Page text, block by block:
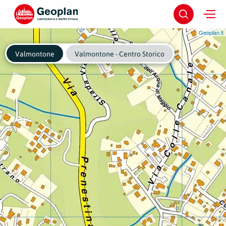
Geoplan.it
Valmontone Valmontone - Centro Storico